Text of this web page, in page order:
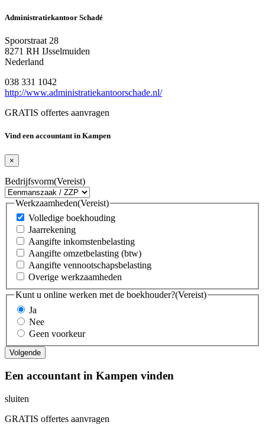
Administratiekantoor Schadé
Spoorstraat 28
8271 RH IJsselmuiden
Nederland
038 331 1042
http://www.administratiekantoorschade.nl/
GRATIS offertes aanvragen
Vind een accountant in Kampen
×
Bedrijfsvorm(Vereist)
Werkzaamheden(Vereist)
Volledige boekhouding
Jaarrekening
Aangifte inkomstenbelasting
Aangifte omzetbelasting (btw)
Aangifte vennootschapsbelasting
Overige werkzaamheden
Kunt u online werken met de boekhouder?(Vereist)
Ja
Nee
Geen voorkeur
Een accountant in Kampen vinden
sluiten
GRATIS offertes aanvragen